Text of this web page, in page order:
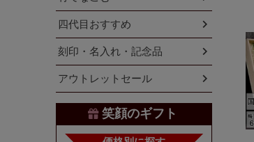
四代目おすすめ
刻印・名入れ・記念品
アウトレットセール
笑顔のギフト